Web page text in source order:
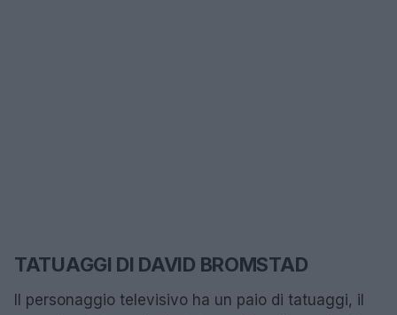
TATUAGGI DI DAVID BROMSTAD
Il personaggio televisivo ha un paio di tatuaggi, il